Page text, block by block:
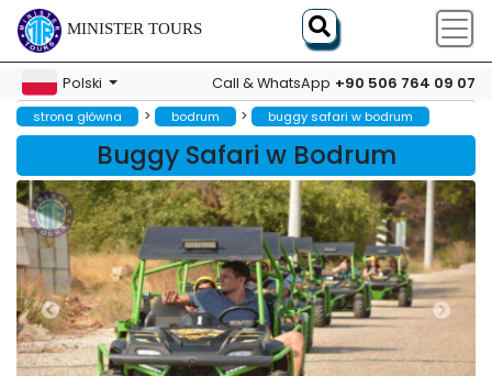
MINISTER TOURS
Polski Call & WhatsApp +90 506 764 09 07
strona główna > bodrum > buggy safari w bodrum
Buggy Safari w Bodrum